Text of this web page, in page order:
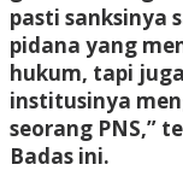
pasti sanksinya
pidana yang
hukum, tapi
institusinya
seorang PNS,”
Badas ini.